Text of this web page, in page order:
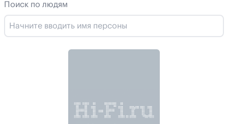
Поиск по людям